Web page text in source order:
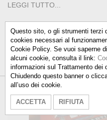
LEGGI TUTTO...
Talken Color S.r.l.
Questo sito, o gli strumenti terzi
cookies necessari al
Cookie Policy. Se vuoi saperne
alcuni cookie, consulta il link:
informazioni sul Trattamento dei
Chiudendo questo banner o
all’uso dei cookie.
ACCETTA RIFIUTA